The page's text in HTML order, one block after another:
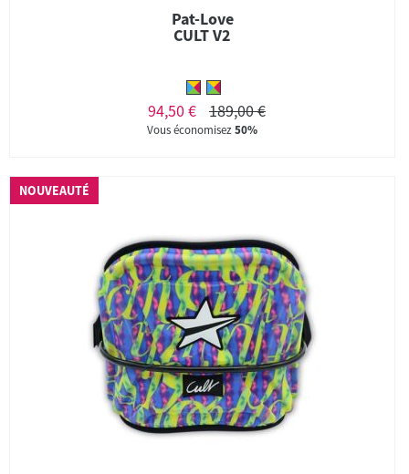
Pat-Love
CULT V2
94,50 € 189,00 €
Vous économisez50%
NOUVEAUTÉ